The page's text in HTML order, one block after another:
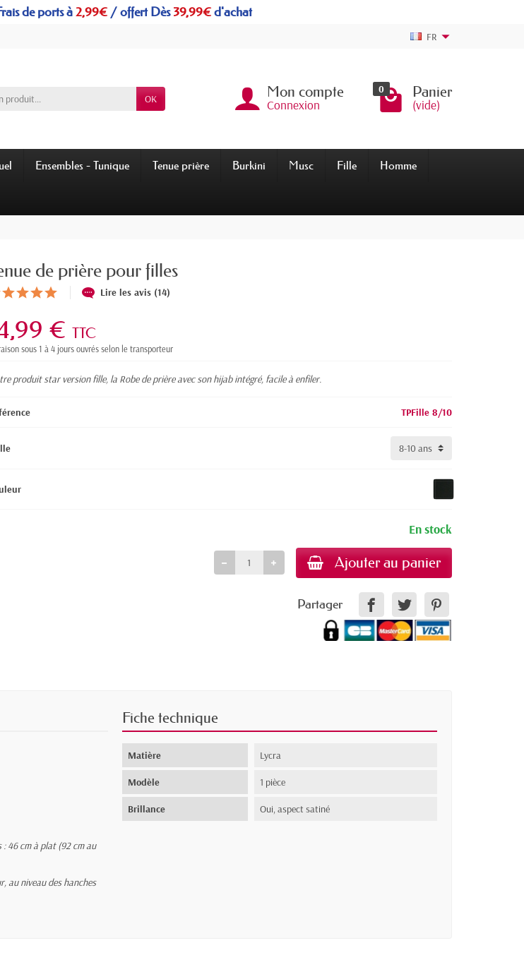
de ports à2,99€ /offert Dès39,99€d'achat
FR
OK Mon compte
Connexion
0 Panier
(vide)
Ensembles - Tunique Tenue prière Burkini Musc Fille Homme
de prière pour filles
Lire les avis (14)
€TTC
sous 1 à 4 jours ouvrés selon le transporteur
produit star version fille, la Robe de prière avec son hijab intégré, facile à enfiler.
TPFille 8/10
En stock
Ajouter au panier
Partager
: 46 cm à plat (92 cm au
au niveau des hanches
Fiche technique
Matière Lycra
Modèle 1 pièce
Brillance Oui, aspect satiné